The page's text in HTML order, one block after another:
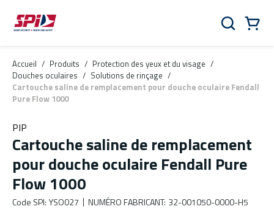
Aller au contenu principal
Skip to menu
Skip to footer
Rechercher
Accueil / Produits / Protection des yeux et du visage /
Douches oculaires / Solutions de rinçage /
Cartouche saline de remplacement pour douche oculaire Fendall
Pure Flow 1000
PIP
Cartouche saline de remplacement
pour douche oculaire Fendall Pure
Flow 1000
Code SPI: YSO027 NUMÉRO FABRICANT: 32-001050-0000-H5